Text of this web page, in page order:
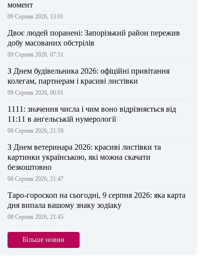
момент
09 Серпня 2026, 13:01
Двоє людей поранені: Запорізький район пережив
добу масованих обстрілів
09 Серпня 2026, 07:51
З Днем будівельника 2026: офіційні привітання
колегам, партнерам і красиві листівки
09 Серпня 2026, 00:01
1111: значення числа і чим воно відрізняється від
11:11 в ангельській нумерології
08 Серпня 2026, 21:59
З Днем ветеринара 2026: красиві листівки та
картинки українською, які можна скачати
безкоштовно
08 Серпня 2026, 21:47
Таро-гороскоп на сьогодні, 9 серпня 2026: яка карта
дня випала вашому знаку зодіаку
08 Серпня 2026, 21:45
Більше новин